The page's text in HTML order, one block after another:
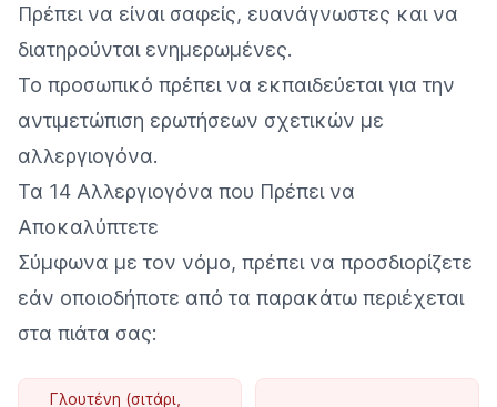
Πρέπει να είναι σαφείς, ευανάγνωστες και να
διατηρούνται ενημερωμένες.
Το προσωπικό πρέπει να εκπαιδεύεται για την
αντιμετώπιση ερωτήσεων σχετικών με
αλλεργιογόνα.
Τα 14 Αλλεργιογόνα που Πρέπει να
Αποκαλύπτετε
Σύμφωνα με τον νόμο, πρέπει να προσδιορίζετε
εάν οποιοδήποτε από τα παρακάτω περιέχεται
στα πιάτα σας:
Γλουτένη (σιτάρι,